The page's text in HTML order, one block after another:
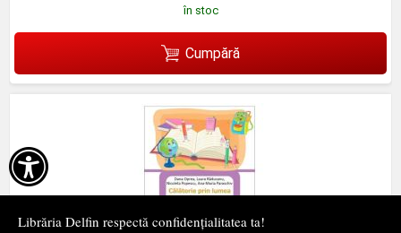

Librăria Delfin respectă confidențialitatea ta!
în stoc
Cumpără